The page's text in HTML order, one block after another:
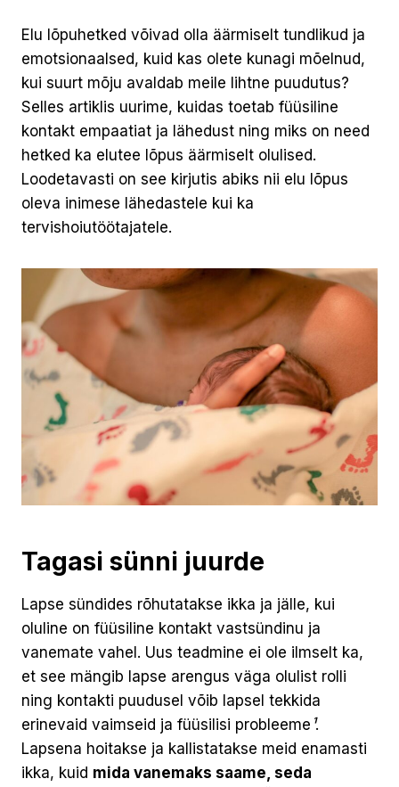
Elu lõpuhetked võivad olla äärmiselt tundlikud ja
emotsionaalsed, kuid kas olete kunagi mõelnud,
kui suurt mõju avaldab meile lihtne puudutus?
Selles artiklis uurime, kuidas toetab füüsiline
kontakt empaatiat ja lähedust ning miks on need
hetked ka elutee lõpus äärmiselt olulised.
Loodetavasti on see kirjutis abiks nii elu lõpus
oleva inimese lähedastele kui ka
tervishoiutöötajatele.
Tagasi sünni juurde
Lapse sündides rõhutatakse ikka ja jälle, kui
oluline on füüsiline kontakt vastsündinu ja
vanemate vahel. Uus teadmine ei ole ilmselt ka,
et see mängib lapse arengus väga olulist rolli
ning kontakti puudusel võib lapsel tekkida
erinevaid vaimseid ja füüsilisi probleeme ¹.
Lapsena hoitakse ja kallistatakse meid enamasti
ikka, kuid mida vanemaks saame, seda